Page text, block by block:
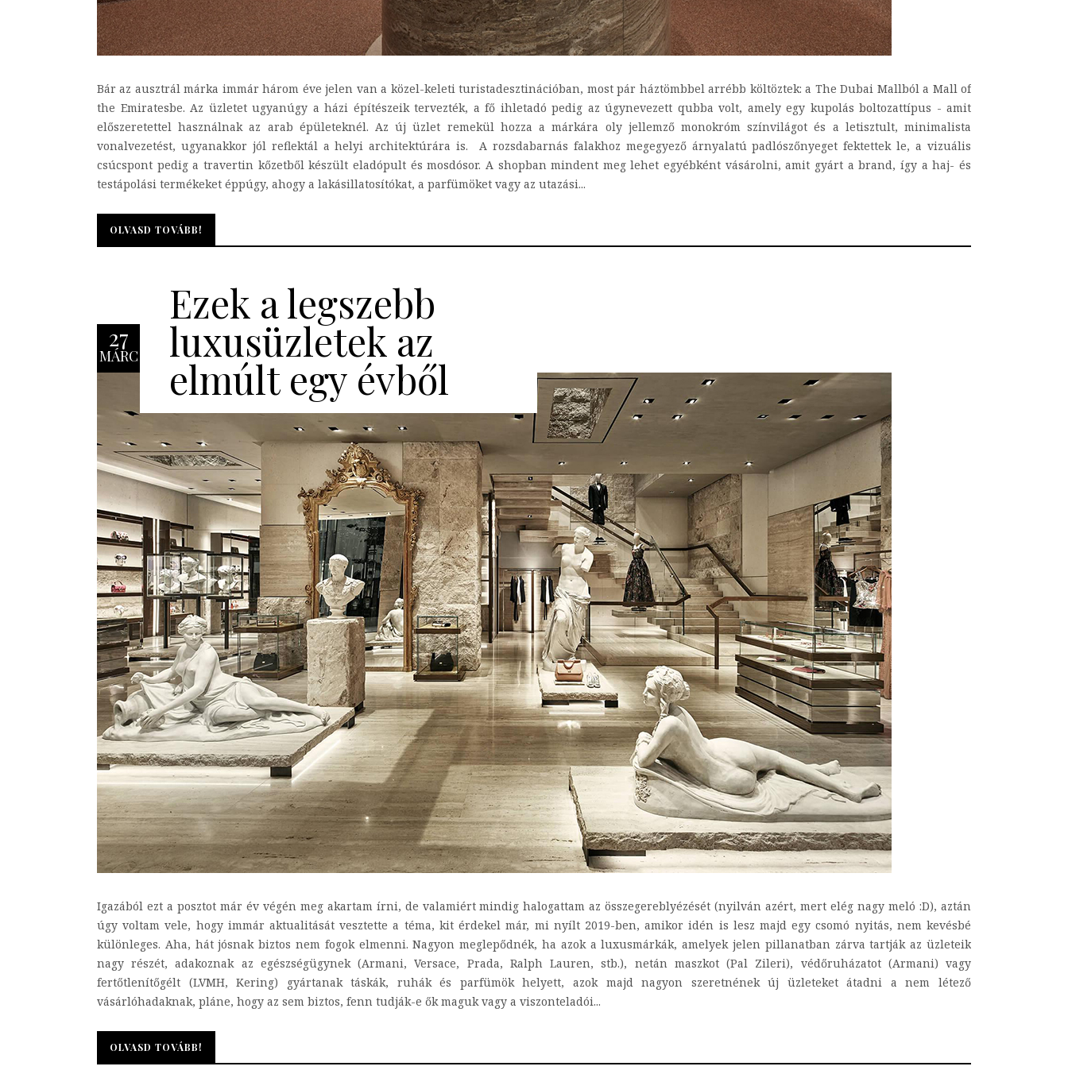
Bár az ausztrál márka immár három éve jelen van a közel-keleti turistadesztinációban, most pár háztömbbel arrébb költöztek: a The Dubai Mallból a Mall of
the Emiratesbe. Az üzletet ugyanúgy a házi építészeik tervezték, a fő ihletadó pedig az úgynevezett qubba volt, amely egy kupolás boltozattípus - amit
előszeretettel használnak az arab épületeknél. Az új üzlet remekül hozza a márkára oly jellemző monokróm színvilágot és a letisztult, minimalista
vonalvezetést, ugyanakkor jól reflektál a helyi architektúrára is. A rozsdabarnás falakhoz megegyező árnyalatú padlószőnyeget fektettek le, a vizuális
csúcspont pedig a travertin kőzetből készült eladópult és mosdósor. A shopban mindent meg lehet egyébként vásárolni, amit gyárt a brand, így a haj- és
testápolási termékeket éppúgy, ahogy a lakásillatosítókat, a parfümöket vagy az utazási...
OLVASD TOVÁBB!
OLVASD TOVÁBB!
27
MÁRC
Ezek a legszebb
luxusüzletek az
elmúlt egy évből
Igazából ezt a posztot már év végén meg akartam írni, de valamiért mindig halogattam az összegereblyézését (nyilván azért, mert elég nagy meló :D), aztán
úgy voltam vele, hogy immár aktualitását vesztette a téma, kit érdekel már, mi nyílt 2019-ben, amikor idén is lesz majd egy csomó nyitás, nem kevésbé
különleges. Aha, hát jósnak biztos nem fogok elmenni. Nagyon meglepődnék, ha azok a luxusmárkák, amelyek jelen pillanatban zárva tartják az üzleteik
nagy részét, adakoznak az egészségügynek (Armani, Versace, Prada, Ralph Lauren, stb.), netán maszkot (Pal Zileri), védőruházatot (Armani) vagy
fertőtlenítőgélt (LVMH, Kering) gyártanak táskák, ruhák és parfümök helyett, azok majd nagyon szeretnének új üzleteket átadni a nem létező
vásárlóhadaknak, pláne, hogy az sem biztos, fenn tudják-e ők maguk vagy a viszonteladói...
OLVASD TOVÁBB!
OLVASD TOVÁBB!